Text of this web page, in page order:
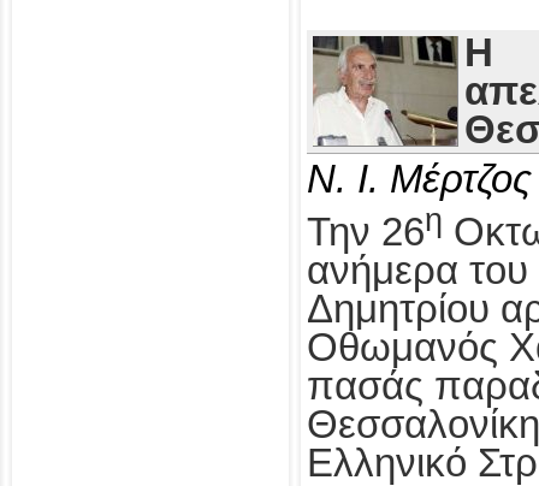
Η
Ν. Ι. Μέρτζος
Την 26η
ανήμερα του
Δημητρίου
Οθωμανός
πασάς
Ελληνικό